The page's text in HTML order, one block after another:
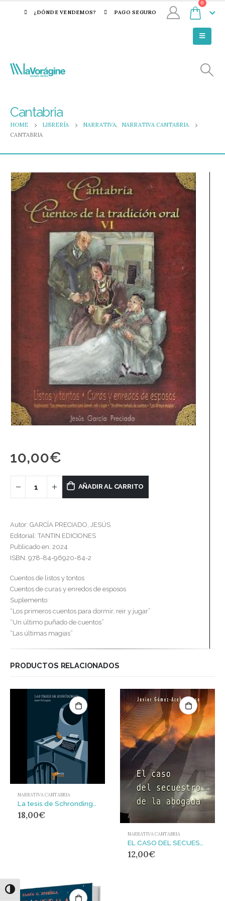
Alternar alto contraste
¿DÓNDE VENDEMOS? PAGO SEGURO
0
Cantabria
HOME LIBRERÍA NARRATIVA,
NARRATIVA CANTABRIA
CANTABRIA
10,00€
AÑADIR AL CARRITO
Autor: GARCÍA PRECIADO, JESÚS
Editorial: TANTIN EDICIONES
Publicado en: 2024
ISBN: 978-84-96920-84-2
Cuentos de listos y tontos
Cuentos de curas y enredos de esposos
Suplemento:
“Los primeros cuentos para dormir, reir y jugar”
“Un último puñado de cuentos”
“Las últimas magias”
PRODUCTOS RELACIONADOS
NARRATIVA CANTABRIA
18,00€
NARRATIVA CANTABRIA
12,00€